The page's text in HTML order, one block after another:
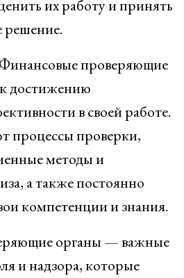
их работу и принять
Финансовые проверяющие
достижению
в своей работе.
процессы проверки,
методы и
а также постоянно
компетенции и знания.
органы — важные
и надзора, которые